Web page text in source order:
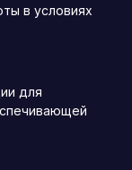
в условиях
для